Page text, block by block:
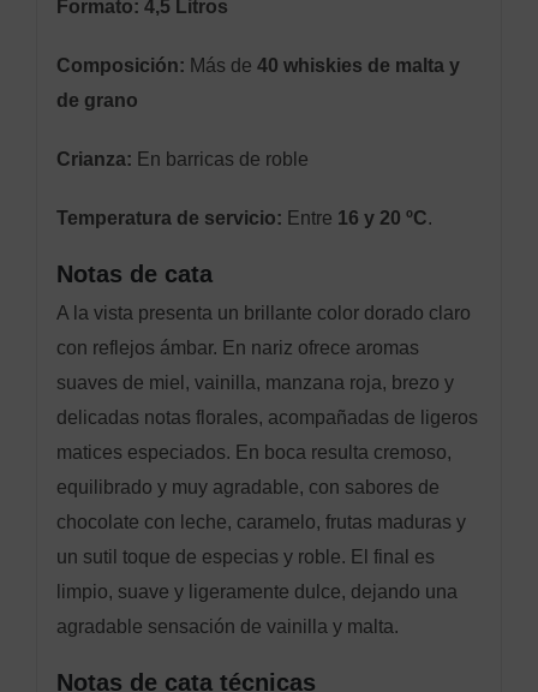
Formato: 4,5 Litros
Composición: Más de 40 whiskies de malta y
de grano
Crianza: En barricas de roble
Temperatura de servicio: Entre 16 y 20 ºC.
Notas de cata
A la vista presenta un brillante color dorado claro
con reflejos ámbar. En nariz ofrece aromas
suaves de miel, vainilla, manzana roja, brezo y
delicadas notas florales, acompañadas de ligeros
matices especiados. En boca resulta cremoso,
equilibrado y muy agradable, con sabores de
chocolate con leche, caramelo, frutas maduras y
un sutil toque de especias y roble. El final es
limpio, suave y ligeramente dulce, dejando una
agradable sensación de vainilla y malta.
Notas de cata técnicas